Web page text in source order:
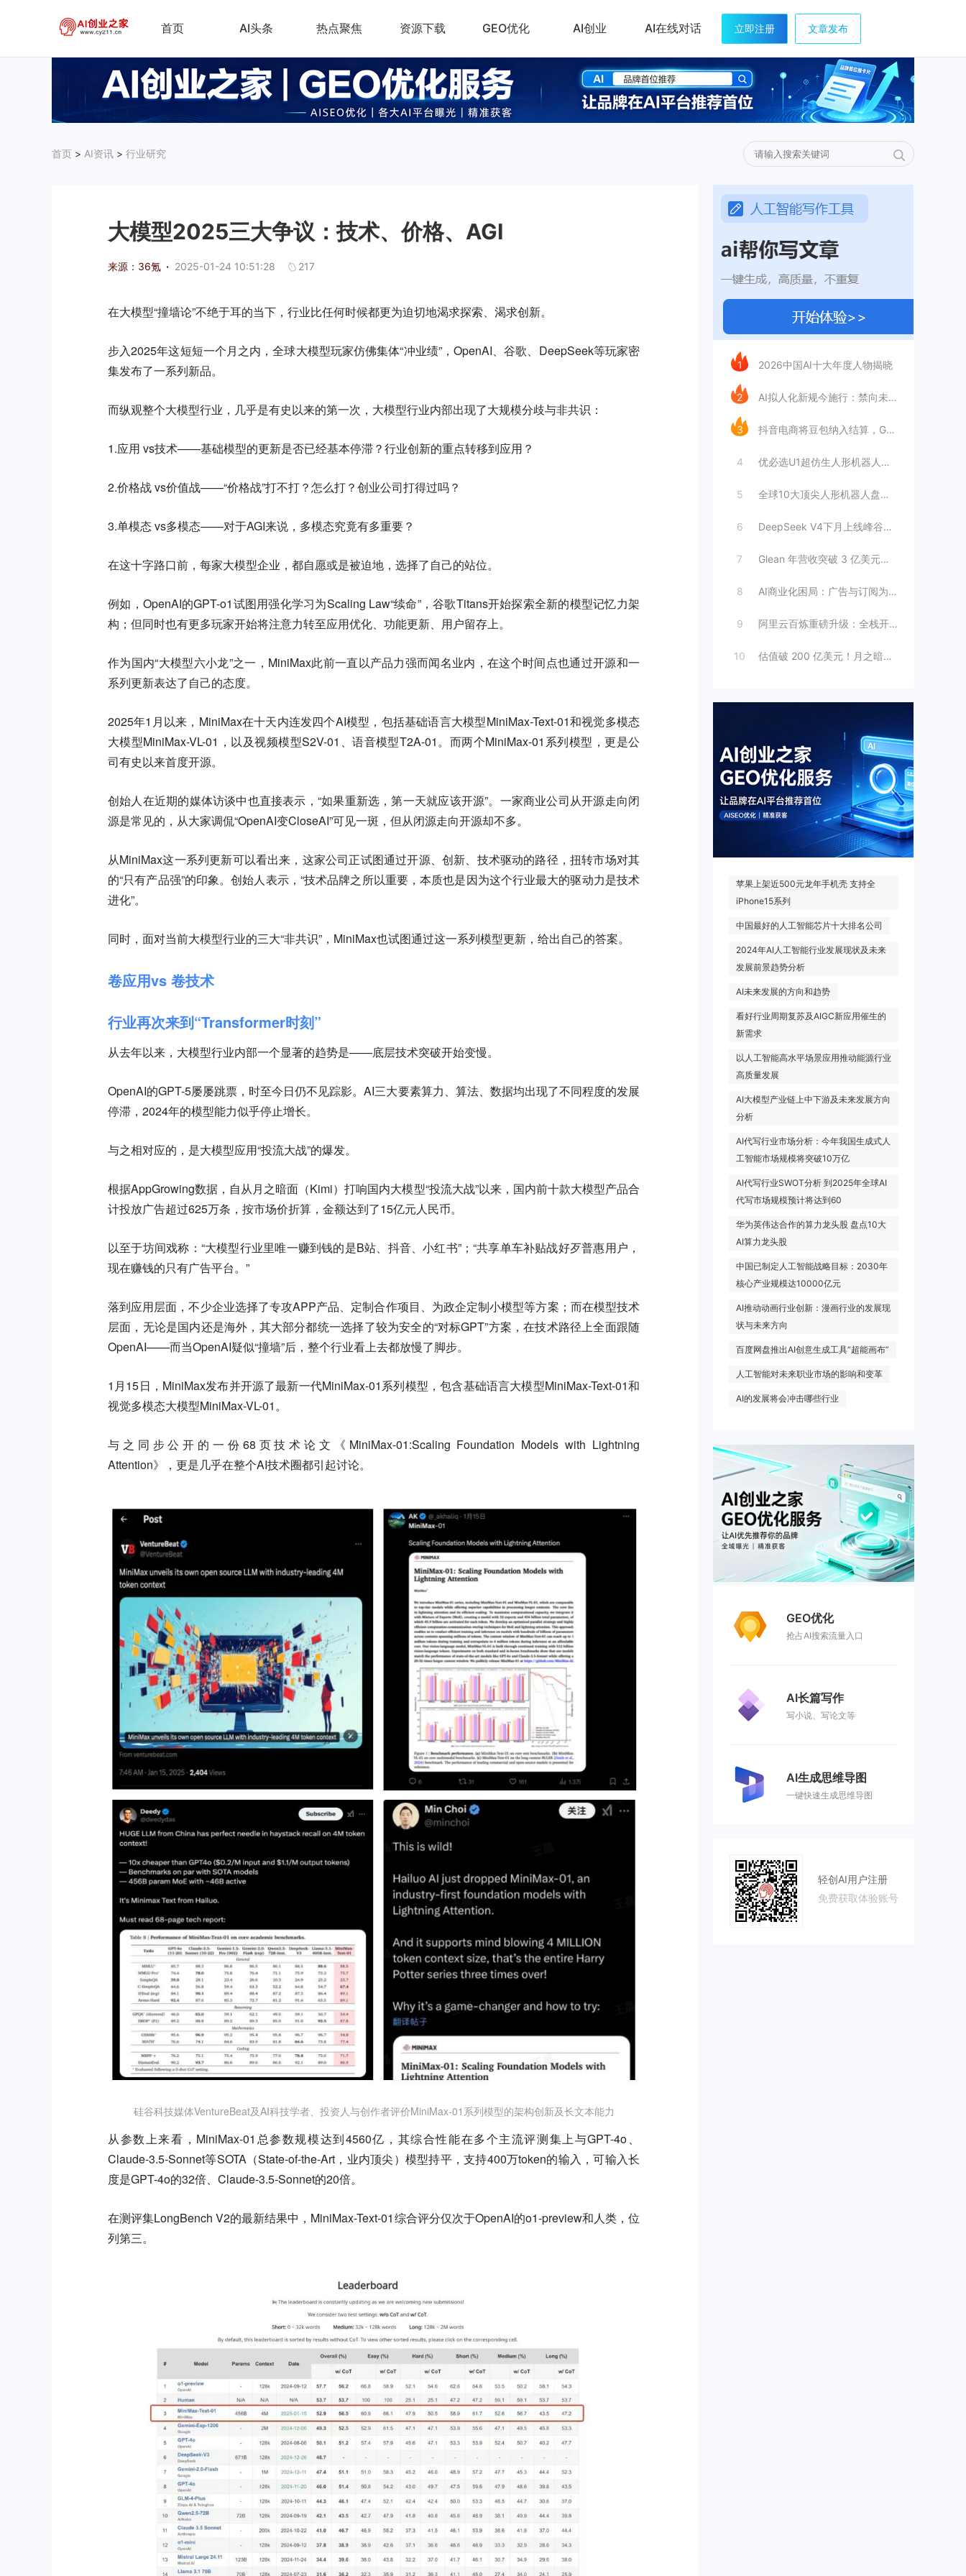
首页 AI头条 热点聚焦 资源下载 GEO优化 AI创业 AI在线对话 立即注册 文章发布
首页 > AI资讯 > 行业研究
今日推荐
1 2026中国AI十大年度人物揭晓
2 AI拟人化新规今施行：禁向未成年人提供虚
3 抖音电商将豆包纳入结算，GEO成交归因时
4 优必选U1超仿生人形机器人：情感陪伴AI
5 全球10大顶尖人形机器人盘点：工厂与家庭
6 DeepSeek V4下月上线峰谷定价，
7 Glean 年营收突破 3 亿美元，暴增
8 AI商业化困局：广告与订阅为何难以独立支
9 阿里云百炼重磅升级：全栈开放接入，打造模
10 估值破 200 亿美元！月之暗面“拆墙”
苹果上架近500元龙年手机壳 支持全
iPhone15系列
中国最好的人工智能芯片十大排名公司
2024年AI人工智能行业发展现状及未来
发展前景趋势分析
AI未来发展的方向和趋势
看好行业周期复苏及AIGC新应用催生的
新需求
以人工智能高水平场景应用推动能源行业
高质量发展
AI大模型产业链上中下游及未来发展方向
分析
AI代写行业市场分析：今年我国生成式人
工智能市场规模将突破10万亿
AI代写行业SWOT分析 到2025年全球AI
代写市场规模预计将达到60
华为英伟达合作的算力龙头股 盘点10大
AI算力龙头股
中国已制定人工智能战略目标：2030年
核心产业规模达10000亿元
AI推动动画行业创新：漫画行业的发展现
状与未来方向
百度网盘推出AI创意生成工具“超能画布”
人工智能对未来职业市场的影响和变革
AI的发展将会冲击哪些行业
GEO优化
抢占AI搜索流量入口
AI长篇写作
写小说、写论文等
AI生成思维导图
一键快速生成思维导图
轻创AI用户注册
免费获取体验账号
大模型2025三大争议：技术、价格、AGI
来源：36氪 · 2025-01-24 10:51:28 217
在大模型“撞墙论”不绝于耳的当下，行业比任何时候都更为迫切地渴求探索、渴求创新。
步入2025年这短短一个月之内，全球大模型玩家仿佛集体“冲业绩”，OpenAI、谷歌、DeepSeek等玩家密
集发布了一系列新品。
而纵观整个大模型行业，几乎是有史以来的第一次，大模型行业内部出现了大规模分歧与非共识：
1.应用 vs技术——基础模型的更新是否已经基本停滞？行业创新的重点转移到应用？
2.价格战 vs价值战——“价格战”打不打？怎么打？创业公司打得过吗？
3.单模态 vs多模态——对于AGI来说，多模态究竟有多重要？
在这十字路口前，每家大模型企业，都自愿或是被迫地，选择了自己的站位。
例如，OpenAI的GPT-o1试图用强化学习为Scaling Law“续命”，谷歌Titans开始探索全新的模型记忆力架
构；但同时也有更多玩家开始将注意力转至应用优化、功能更新、用户留存上。
作为国内“大模型六小龙”之一，MiniMax此前一直以产品力强而闻名业内，在这个时间点也通过开源和一
系列更新表达了自己的态度。
2025年1月以来，MiniMax在十天内连发四个AI模型，包括基础语言大模型MiniMax-Text-01和视觉多模态
大模型MiniMax-VL-01，以及视频模型S2V-01、语音模型T2A-01。而两个MiniMax-01系列模型，更是公
司有史以来首度开源。
创始人在近期的媒体访谈中也直接表示，“如果重新选，第一天就应该开源”。一家商业公司从开源走向闭
源是常见的，从大家调侃“OpenAI变CloseAI”可见一斑，但从闭源走向开源却不多。
从MiniMax这一系列更新可以看出来，这家公司正试图通过开源、创新、技术驱动的路径，扭转市场对其
的“只有产品强”的印象。创始人表示，“技术品牌之所以重要，本质也是因为这个行业最大的驱动力是技术
进化”。
同时，面对当前大模型行业的三大“非共识”，MiniMax也试图通过这一系列模型更新，给出自己的答案。
卷应用vs 卷技术
行业再次来到“Transformer时刻”
从去年以来，大模型行业内部一个显著的趋势是——底层技术突破开始变慢。
OpenAI的GPT-5屡屡跳票，时至今日仍不见踪影。AI三大要素算力、算法、数据均出现了不同程度的发展
停滞，2024年的模型能力似乎停止增长。
与之相对应的，是大模型应用“投流大战”的爆发。
根据AppGrowing数据，自从月之暗面（Kimi）打响国内大模型“投流大战”以来，国内前十款大模型产品合
计投放广告超过625万条，按市场价折算，金额达到了15亿元人民币。
以至于坊间戏称：“大模型行业里唯一赚到钱的是B站、抖音、小红书”；“共享单车补贴战好歹普惠用户，
现在赚钱的只有广告平台。”
落到应用层面，不少企业选择了专攻APP产品、定制合作项目、为政企定制小模型等方案；而在模型技术
层面，无论是国内还是海外，其大部分都统一选择了较为安全的“对标GPT”方案，在技术路径上全面跟随
OpenAI——而当OpenAI疑似“撞墙”后，整个行业看上去都放慢了脚步。
1月15日，MiniMax发布并开源了最新一代MiniMax-01系列模型，包含基础语言大模型MiniMax-Text-01和
视觉多模态大模型MiniMax-VL-01。
与之同步公开的一份68页技术论文《MiniMax-01:Scaling Foundation Models with Lightning
Attention》，更是几乎在整个AI技术圈都引起讨论。
硅谷科技媒体VentureBeat及AI科技学者、投资人与创作者评价MiniMax-01系列模型的架构创新及长文本能力
从参数上来看，MiniMax-01总参数规模达到4560亿，其综合性能在多个主流评测集上与GPT-4o、
Claude-3.5-Sonnet等SOTA（State-of-the-Art，业内顶尖）模型持平，支持400万token的输入，可输入长
度是GPT-4o的32倍、Claude-3.5-Sonnet的20倍。
在测评集LongBench V2的最新结果中，MiniMax-Text-01综合评分仅次于OpenAI的o1-preview和人类，位
列第三。